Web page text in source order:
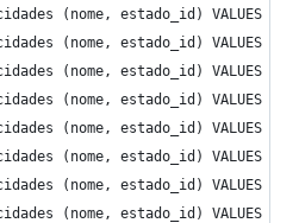
cidades (nome, estado_id) VALUES
cidades (nome, estado_id) VALUES
cidades (nome, estado_id) VALUES
cidades (nome, estado_id) VALUES
cidades (nome, estado_id) VALUES
cidades (nome, estado_id) VALUES
cidades (nome, estado_id) VALUES
cidades (nome, estado_id) VALUES